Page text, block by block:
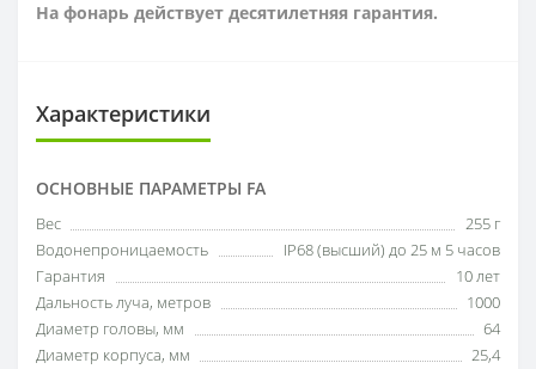
На фонарь действует десятилетняя гарантия.
Характеристики
ОСНОВНЫЕ ПАРАМЕТРЫ FA
Вес
255 г
Водонепроницаемость
IP68 (высший) до 25 м 5 часов
Гарантия
10 лет
Дальность луча, метров
1000
Диаметр головы, мм
64
Диаметр корпуса, мм
25,4